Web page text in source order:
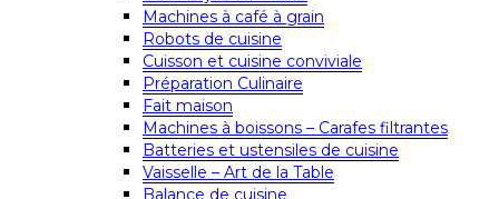
Machines à café à grain
Robots de cuisine
Cuisson et cuisine conviviale
Préparation Culinaire
Fait maison
Machines à boissons – Carafes filtrantes
Batteries et ustensiles de cuisine
Vaisselle – Art de la Table
Balance de cuisine